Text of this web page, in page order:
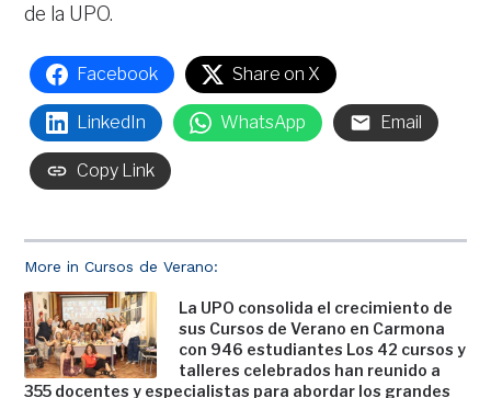
More in Cursos de Verano:
La UPO consolida el crecimiento de
sus Cursos de Verano en Carmona
con 946 estudiantes Los 42 cursos y
talleres celebrados han reunido a
355 docentes y especialistas para abordar los grandes
de la UPO.
Facebook Share on X
LinkedIn WhatsApp Email
Copy Link